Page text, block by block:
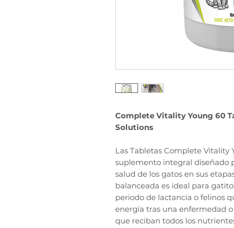
Complete Vitality Young 60
Solutions
Las Tabletas Complete Vitality
suplemento integral diseñado
salud de los gatos en sus
balanceada es ideal para
periodo de lactancia o felinos
energía tras una enfermedad
que reciban todos los